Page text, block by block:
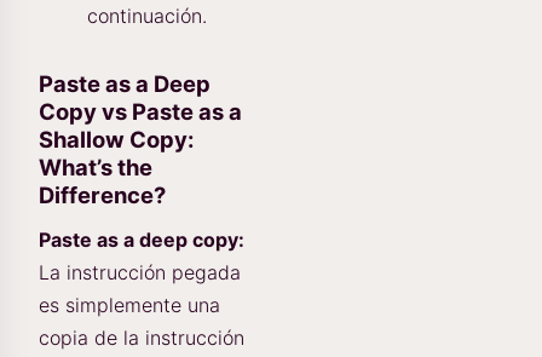
continuación.
Paste as a Deep
Copy vs Paste as a
Shallow Copy:
What’s the
Difference?
Paste as a deep copy:
La instrucción pegada
es simplemente una
copia de la instrucción